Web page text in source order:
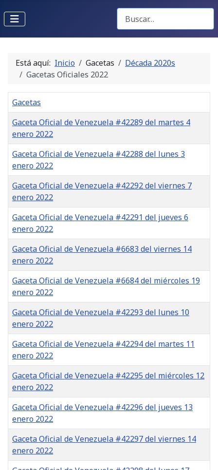
Buscar Gacetas
Está aquí: Inicio Gacetas
Década 2020s
Gacetas Oficiales 2022
Gacetas
Gaceta Oficial de Venezuela #42289 del martes 4
enero 2022
Gaceta Oficial de Venezuela #42288 del lunes 3
enero 2022
Gaceta Oficial de Venezuela #42292 del viernes 7
enero 2022
Gaceta Oficial de Venezuela #42291 del jueves 6
enero 2022
Gaceta Oficial de Venezuela #6683 del viernes 14
enero 2022
Gaceta Oficial de Venezuela #6684 del miércoles 19
enero 2022
Gaceta Oficial de Venezuela #42293 del lunes 10
enero 2022
Gaceta Oficial de Venezuela #42294 del martes 11
enero 2022
Gaceta Oficial de Venezuela #42295 del miércoles 12
enero 2022
Gaceta Oficial de Venezuela #42296 del jueves 13
enero 2022
Gaceta Oficial de Venezuela #42297 del viernes 14
enero 2022